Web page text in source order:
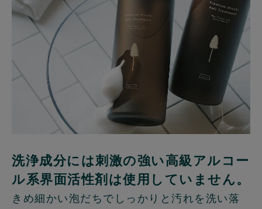
洗浄成分には刺激の強い高級アルコー
ル系界面活性剤は使用していません。
きめ細かい泡だちでしっかりと汚れを洗い落